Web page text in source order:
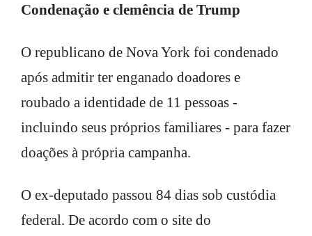
Condenação e clemência de Trump
O republicano de Nova York foi condenado
após admitir ter enganado doadores e
roubado a identidade de 11 pessoas -
incluindo seus próprios familiares - para fazer
doações à própria campanha.
O ex-deputado passou 84 dias sob custódia
federal. De acordo com o site do